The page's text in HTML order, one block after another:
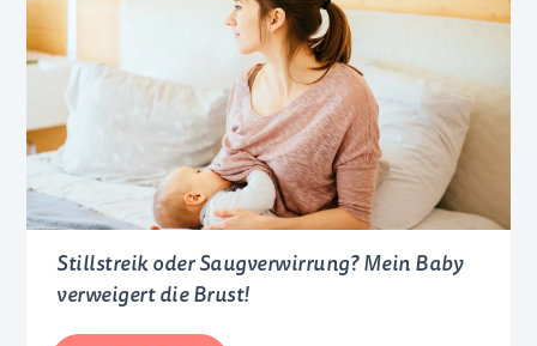
Stillstreik oder Saugverwirrung? Mein Baby
verweigert die Brust!